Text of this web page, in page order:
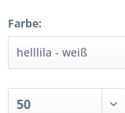
Farbe: